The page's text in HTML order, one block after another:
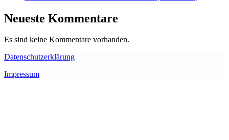
Neueste Kommentare
Es sind keine Kommentare vorhanden.
Datenschutzerklärung
Impressum